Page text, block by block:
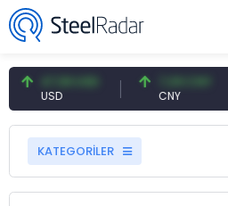
47,59 USD
USD
7,09 CNY
CNY
KATEGORİLER